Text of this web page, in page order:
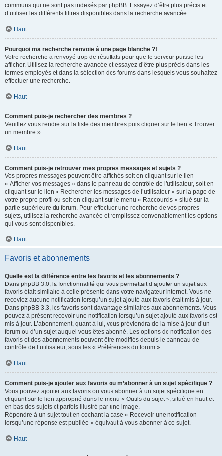
communs qui ne sont pas indexés par phpBB. Essayez d’être plus précis et
d’utiliser les différents filtres disponibles dans la recherche avancée.
Haut
Pourquoi ma recherche renvoie à une page blanche ?!
Votre recherche a renvoyé trop de résultats pour que le serveur puisse les
afficher. Utilisez la recherche avancée et essayez d’être plus précis dans les
termes employés et dans la sélection des forums dans lesquels vous souhaitez
effectuer une recherche.
Haut
Comment puis-je rechercher des membres ?
Veuillez vous rendre sur la liste des membres puis cliquer sur le lien « Trouver
un membre ».
Haut
Comment puis-je retrouver mes propres messages et sujets ?
Vos propres messages peuvent être affichés soit en cliquant sur le lien
« Afficher vos messages » dans le panneau de contrôle de l’utilisateur, soit en
cliquant sur le lien « Rechercher les messages de l’utilisateur » sur la page de
votre propre profil ou soit en cliquant sur le menu « Raccourcis » situé sur la
partie supérieure du forum. Pour effectuer une recherche de vos propres
sujets, utilisez la recherche avancée et remplissez convenablement les options
qui vous sont disponibles.
Haut
Favoris et abonnements
Quelle est la différence entre les favoris et les abonnements ?
Dans phpBB 3.0, la fonctionnalité qui vous permettait d’ajouter un sujet aux
favoris était similaire à celle présente dans votre navigateur internet. Vous ne
receviez aucune notification lorsqu’un sujet ajouté aux favoris était mis à jour.
Dans phpBB 3.3, les favoris sont davantage similaires aux abonnements. Vous
pouvez à présent recevoir une notification lorsqu’un sujet ajouté aux favoris est
mis à jour. L’abonnement, quant à lui, vous préviendra de la mise à jour d’un
forum ou d’un sujet auquel vous êtes abonné. Les options de notification des
favoris et des abonnements peuvent être modifiés depuis le panneau de
contrôle de l’utilisateur, sous les « Préférences du forum ».
Haut
Comment puis-je ajouter aux favoris ou m’abonner à un sujet spécifique ?
Vous pouvez ajouter aux favoris ou vous abonner à un sujet spécifique en
cliquant sur le lien approprié dans le menu « Outils du sujet », situé en haut et
en bas des sujets et parfois illustré par une image.
Répondre à un sujet tout en cochant la case « Recevoir une notification
lorsqu’une réponse est publiée » équivaut à vous abonner à ce sujet.
Haut